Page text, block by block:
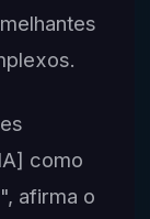
como
afirma o